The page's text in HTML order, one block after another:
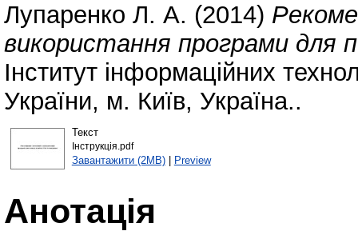
Лупаренко Л. А. (2014)
використання програми для
Інститут інформаційних
України, м. Київ, Україна..
Текст
Інструкція.pdf
Завантажити (2MB)| Preview
Анотація